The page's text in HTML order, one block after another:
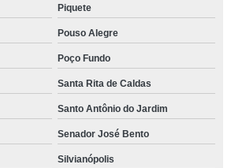
Piquete
Pouso Alegre
Poço Fundo
Santa Rita de Caldas
Santo Antônio do Jardim
Senador José Bento
Silvianópolis